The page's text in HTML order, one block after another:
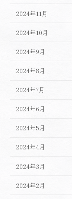
2024年11月
2024年10月
2024年9月
2024年8月
2024年7月
2024年6月
2024年5月
2024年4月
2024年3月
2024年2月